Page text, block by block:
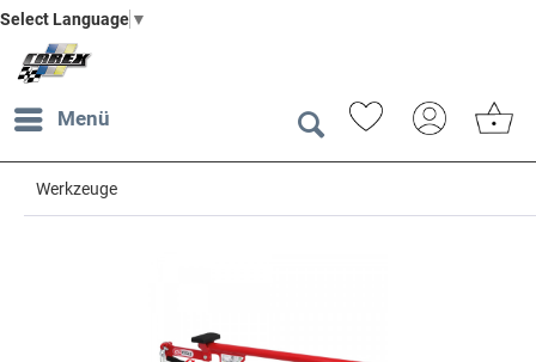
Select Language ▼
Menü
Werkzeuge